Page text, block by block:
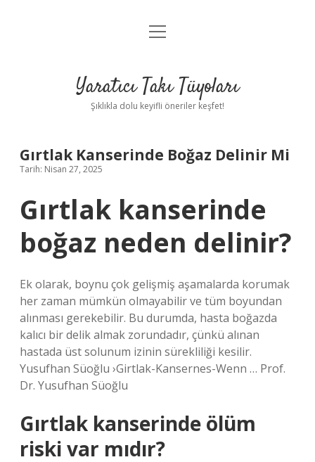
Anasayfa
Yasal Uyarı
menüyü
Yaratıcı Takı Tüyoları
Şıklıkla dolu keyifli öneriler keşfet!
Gırtlak Kanserinde Boğaz Delinir Mi
Tarih: Nisan 27, 2025
Gırtlak kanserinde
boğaz neden delinir?
Ek olarak, boynu çok gelişmiş aşamalarda korumak
her zaman mümkün olmayabilir ve tüm boyundan
alınması gerekebilir. Bu durumda, hasta boğazda
kalıcı bir delik almak zorundadır, çünkü alınan
hastada üst solunum izinin sürekliliği kesilir.
Yusufhan Süoğlu ›Girtlak-Kansernes-Wenn … Prof.
Dr. Yusufhan Süoğlu
Gırtlak kanserinde ölüm
riski var mıdır?